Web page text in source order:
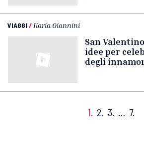
VIAGGI / Ilaria Giannini
San
idee per
degli
1. 2. 3. … 7.